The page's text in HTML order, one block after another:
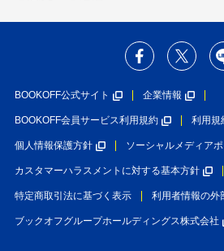
BOOKOFF公式サイト 企業情報
BOOKOFF会員サービス利用規約 利用規
個人情報保護方針 ソーシャルメディア
カスタマーハラスメントに対する基本方針
特定商取引法に基づく表示 利用者情報の外
ブックオフグループホールディングス株式会社